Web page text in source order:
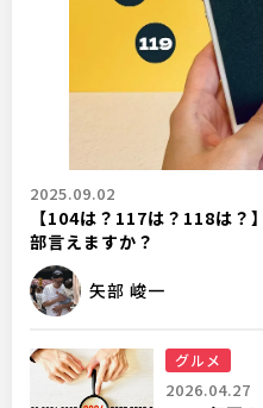
2025.09.02
【104は？117は？118は？
部言えますか？
矢部 峻一
グルメ
2026.04.27